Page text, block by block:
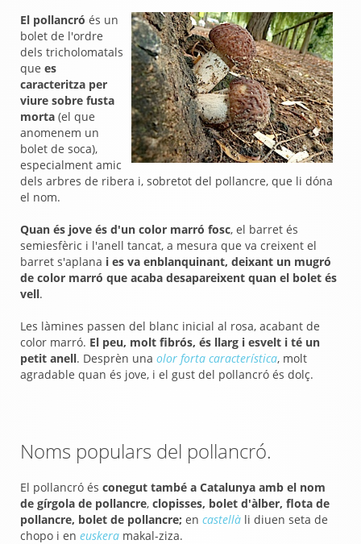
El pollancró és un
bolet de l'ordre
dels tricholomatals
que es
caracteritza per
viure sobre fusta
morta (el que
anomenem un
bolet de soca),
especialment amic
dels arbres de ribera i, sobretot del pollancre, que li dóna
el nom.
Quan és jove és d'un color marró fosc, el barret és
semiesfèric i l'anell tancat, a mesura que va creixent el
barret s'aplana i es va enblanquinant, deixant un mugró
de color marró que acaba desapareixent quan el bolet és
vell.
Les làmines passen del blanc inicial al rosa, acabant de
color marró. El peu, molt fibrós, és llarg i esvelt i té un
petit anell. Desprèn una olor forta característica, molt
agradable quan és jove, i el gust del pollancró és dolç.
Noms populars del pollancró.
El pollancró és conegut també a Catalunya amb el nom
de gírgola de pollancre, clopisses, bolet d'àlber, flota de
pollancre, bolet de pollancre; en castellà li diuen seta de
chopo i en euskera makal-ziza.